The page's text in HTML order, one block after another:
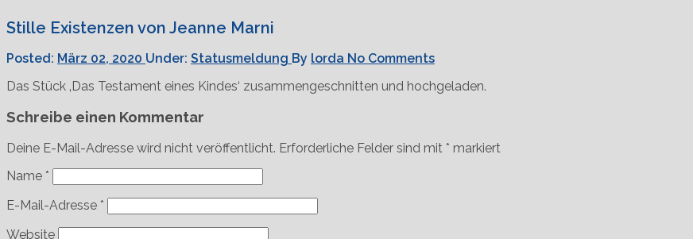
Stille Existenzen von Jeanne Marni
Posted: März 02, 2020 Under: Statusmeldung By lorda No Comments
Das Stück ‚Das Testament eines Kindes‘ zusammengeschnitten und hochgeladen.
Schreibe einen Kommentar
Deine E-Mail-Adresse wird nicht veröffentlicht. Erforderliche Felder sind mit * markiert
Name *
E-Mail-Adresse *
Website